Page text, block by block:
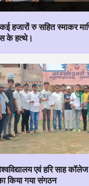
हजारों रु सहित स्माकर
के हत्थे।
एवं हरि साह
किया गया संगठन